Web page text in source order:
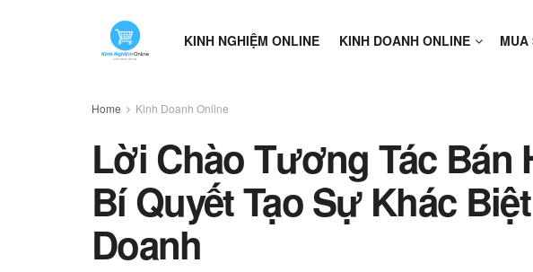
KINH NGHIỆM ONLINE KINH DOANH ONLINE MUA
Home Kinh Doanh Online
Lời Chào Tương Tác Bán
Bí Quyết Tạo Sự Khác
Doanh